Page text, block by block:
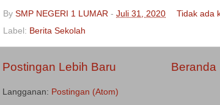
By SMP NEGERI 1 LUMAR - Juli 31, 2020
Tidak ada
Label: Berita Sekolah
Postingan Lebih Baru Beranda
Langganan: Postingan (Atom)